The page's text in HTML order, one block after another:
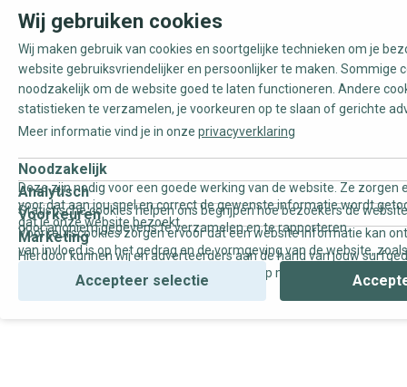
Wij gebruiken cookies
Wij maken gebruik van cookies en soortgelijke technieken om je
website gebruiksvriendelijker en persoonlijker te maken. Sommige
noodzakelijk om de website goed te laten functioneren. Andere
statistieken te verzamelen, je voorkeuren op te slaan of gerichte
Meer informatie vind je in onze privacyverklaring
Noodzakelijk
Deze zijn nodig voor een goede werking van de website. Ze zorgen
voor dat aan jou snel en correct de gewenste informatie wordt
dat je onze website bezoekt.
Analytisch
Statistische cookies helpen ons begrijpen hoe bezoekers de
door anoniem gegevens te verzamelen en te rapporteren.
Voorkeuren
Voorkeurscookies zorgen ervoor dat een website informatie kan
van invloed is op het gedrag en de vormgeving van de website,
Marketing
Hierdoor kunnen wij en adverteerders aan de hand van jouw
gepersonaliseerde online advertenties en op maat gemaakte
Accepteer selectie